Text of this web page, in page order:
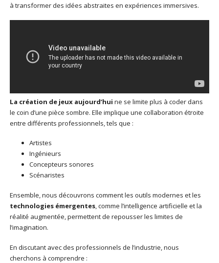
à transformer des idées abstraites en expériences immersives.
La création de jeux aujourd’hui ne se limite plus à coder dans
le coin d’une pièce sombre. Elle implique une collaboration étroite
entre différents professionnels, tels que :
Artistes
Ingénieurs
Concepteurs sonores
Scénaristes
Ensemble, nous découvrons comment les outils modernes et les
technologies émergentes, comme l’intelligence artificielle et la
réalité augmentée, permettent de repousser les limites de
l’imagination.
En discutant avec des professionnels de l’industrie, nous
cherchons à comprendre :